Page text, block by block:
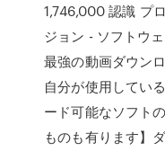
1,746,000 認識 プ
ジョン - ソフトウ
最強の動画ダウン
自分が使用してい
ード可能なソフト
ものも有ります】